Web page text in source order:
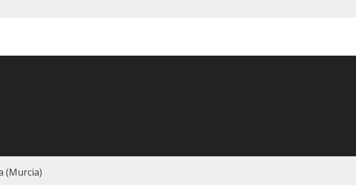
(Murcia)